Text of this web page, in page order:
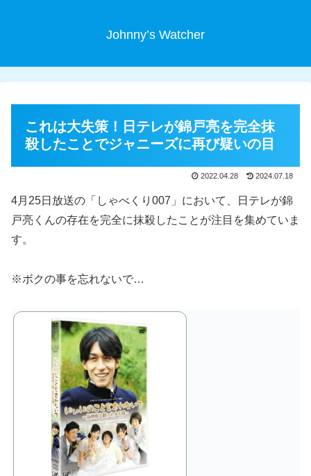
Johnny’s Watcher
これは大失策！日テレが錦戸亮を完全抹
殺したことでジャニーズに再び疑いの目
2022.04.28 2024.07.18
4月25日放送の「しゃべくり007」において、日テレが錦
戸亮くんの存在を完全に抹殺したことが注目を集めていま
す。
※ボクの事を忘れないで…